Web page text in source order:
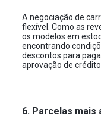
A negociação de
flexível. Como as
os modelos em
encontrando
descontos para
aprovação de
6. Parcelas mais